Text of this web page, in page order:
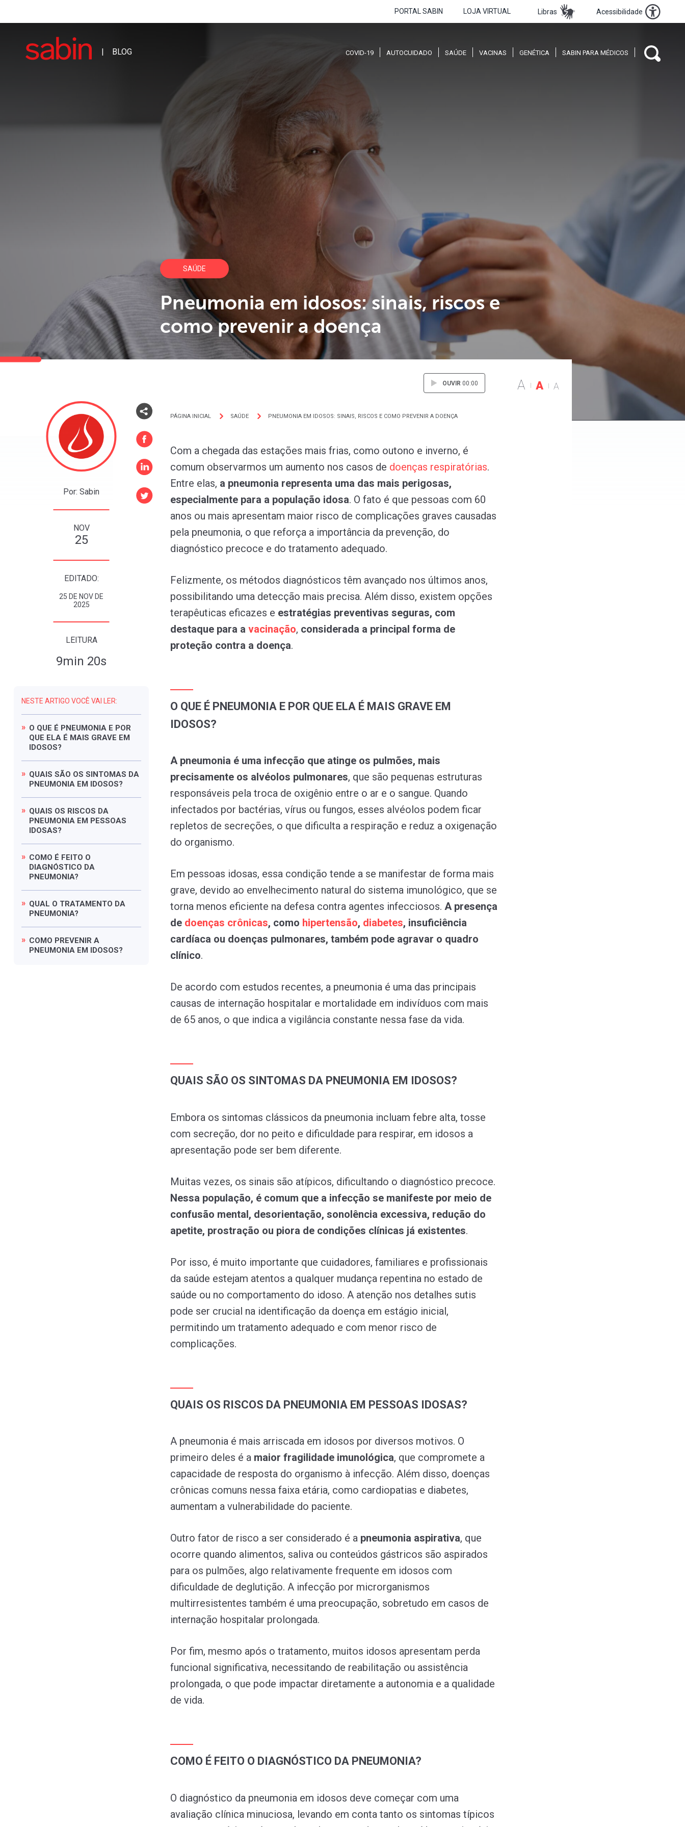
PORTAL SABIN LOJA VIRTUAL Libras Acessibilidade
COVID-19 AUTOCUIDADO SAÚDE VACINAS GENÉTICA SABIN PARA MÉDICOS
SAÚDE
Pneumonia em idosos: sinais, riscos e
como prevenir a doença
Por: Sabin
NOV
25
EDITADO:
25 DE NOV DE
2025
LEITURA
9min 20s
NESTE ARTIGO VOCÊ VAI LER:
O QUE É PNEUMONIA E POR
QUE ELA É MAIS GRAVE EM
IDOSOS?
QUAIS SÃO OS SINTOMAS DA
PNEUMONIA EM IDOSOS?
QUAIS OS RISCOS DA
PNEUMONIA EM PESSOAS
IDOSAS?
COMO É FEITO O
DIAGNÓSTICO DA
PNEUMONIA?
QUAL O TRATAMENTO DA
PNEUMONIA?
COMO PREVENIR A
PNEUMONIA EM IDOSOS?
PÁGINA INICIAL SAÚDE PNEUMONIA EM IDOSOS: SINAIS, RISCOS E COMO PREVENIR A DOENÇA
OUVIR 00:00 A A A
Com a chegada das estações mais frias, como outono e inverno, é
comum observarmos um aumento nos casos de doenças respiratórias.
Entre elas, a pneumonia representa uma das mais perigosas,
especialmente para a população idosa. O fato é que pessoas com 60
anos ou mais apresentam maior risco de complicações graves causadas
pela pneumonia, o que reforça a importância da prevenção, do
diagnóstico precoce e do tratamento adequado.
Felizmente, os métodos diagnósticos têm avançado nos últimos anos,
possibilitando uma detecção mais precisa. Além disso, existem opções
terapêuticas eficazes e estratégias preventivas seguras, com
destaque para a vacinação, considerada a principal forma de
proteção contra a doença.
O QUE É PNEUMONIA E POR QUE ELA É MAIS GRAVE EM
IDOSOS?
A pneumonia é uma infecção que atinge os pulmões, mais
precisamente os alvéolos pulmonares, que são pequenas estruturas
responsáveis pela troca de oxigênio entre o ar e o sangue. Quando
infectados por bactérias, vírus ou fungos, esses alvéolos podem ficar
repletos de secreções, o que dificulta a respiração e reduz a oxigenação
do organismo.
Em pessoas idosas, essa condição tende a se manifestar de forma mais
grave, devido ao envelhecimento natural do sistema imunológico, que se
torna menos eficiente na defesa contra agentes infecciosos. A presença
de doenças crônicas, como hipertensão, diabetes, insuficiência
cardíaca ou doenças pulmonares, também pode agravar o quadro
clínico.
De acordo com estudos recentes, a pneumonia é uma das principais
causas de internação hospitalar e mortalidade em indivíduos com mais
de 65 anos, o que indica a vigilância constante nessa fase da vida.
QUAIS SÃO OS SINTOMAS DA PNEUMONIA EM IDOSOS?
Embora os sintomas clássicos da pneumonia incluam febre alta, tosse
com secreção, dor no peito e dificuldade para respirar, em idosos a
apresentação pode ser bem diferente.
Muitas vezes, os sinais são atípicos, dificultando o diagnóstico precoce.
Nessa população, é comum que a infecção se manifeste por meio de
confusão mental, desorientação, sonolência excessiva, redução do
apetite, prostração ou piora de condições clínicas já existentes.
Por isso, é muito importante que cuidadores, familiares e profissionais
da saúde estejam atentos a qualquer mudança repentina no estado de
saúde ou no comportamento do idoso. A atenção nos detalhes sutis
pode ser crucial na identificação da doença em estágio inicial,
permitindo um tratamento adequado e com menor risco de
complicações.
QUAIS OS RISCOS DA PNEUMONIA EM PESSOAS IDOSAS?
A pneumonia é mais arriscada em idosos por diversos motivos. O
primeiro deles é a maior fragilidade imunológica, que compromete a
capacidade de resposta do organismo à infecção. Além disso, doenças
crônicas comuns nessa faixa etária, como cardiopatias e diabetes,
aumentam a vulnerabilidade do paciente.
Outro fator de risco a ser considerado é a pneumonia aspirativa, que
ocorre quando alimentos, saliva ou conteúdos gástricos são aspirados
para os pulmões, algo relativamente frequente em idosos com
dificuldade de deglutição. A infecção por microrganismos
multirresistentes também é uma preocupação, sobretudo em casos de
internação hospitalar prolongada.
Por fim, mesmo após o tratamento, muitos idosos apresentam perda
funcional significativa, necessitando de reabilitação ou assistência
prolongada, o que pode impactar diretamente a autonomia e a qualidade
de vida.
COMO É FEITO O DIAGNÓSTICO DA PNEUMONIA?
O diagnóstico da pneumonia em idosos deve começar com uma
avaliação clínica minuciosa, levando em conta tanto os sintomas típicos